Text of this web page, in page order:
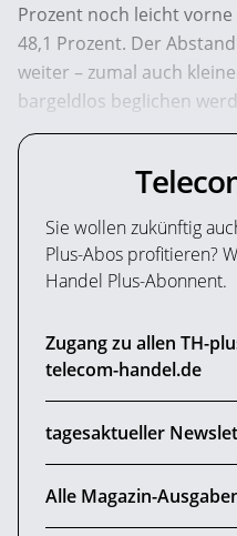
Prozent noch leicht
48,1 Prozent. Der
weiter – zumal auch
bargeldlos beglichen
Sie wollen zukünftig
Plus-Abos profitieren?
Handel Plus-Abonnent.
Zugang zu allen TH-
telecom-handel.de
tagesaktueller
Alle Magazin-